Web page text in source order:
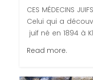
CES MÉDECINS
Celui qui a
juif né en 1894 à
Read more.